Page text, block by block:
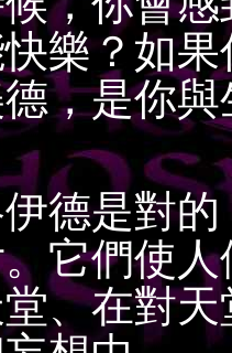
樂？如
，是你
是對的
它們使
、在對